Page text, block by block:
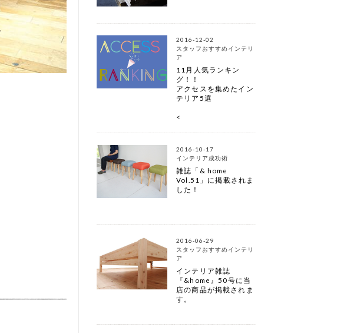
2016-12-02
スタッフおすすめインテリ
ア
11月人気ランキン
グ！！
アクセスを集めたイン
テリア5選
<
2016-10-17
インテリア成功術
雑誌「& home
Vol.51」に掲載されま
した！
2016-06-29
スタッフおすすめインテリ
ア
インテリア雑誌
『&home』50号に当
店の商品が掲載されま
す。